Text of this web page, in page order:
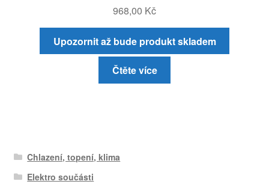
968,00 Kč
Upozornit až bude produkt skladem
Čtěte více
Chlazení, topení, klima
Elektro součásti